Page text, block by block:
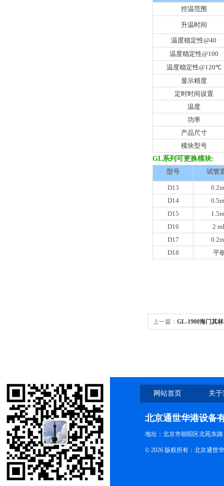
控温范围
升温时间
温度稳定性@40
温度稳定性@100
温度稳定性@120℃
显示精度
定时时间设置
温度
功率
产品尺寸
模块型号
GL系列可更换模块:
型号
试管
D13
D14
D15
D16
2
D17
D18
平
上一篇： GL-1900海门其
网站首页 关
北京通世华港设备
地址：北京市朝阳区北苑东路
© 2026 版权所有：北京通世